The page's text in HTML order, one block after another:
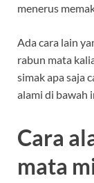
menerus
Ada cara lain
rabun mata
simak apa saja
alami di bawah
Cara
mata